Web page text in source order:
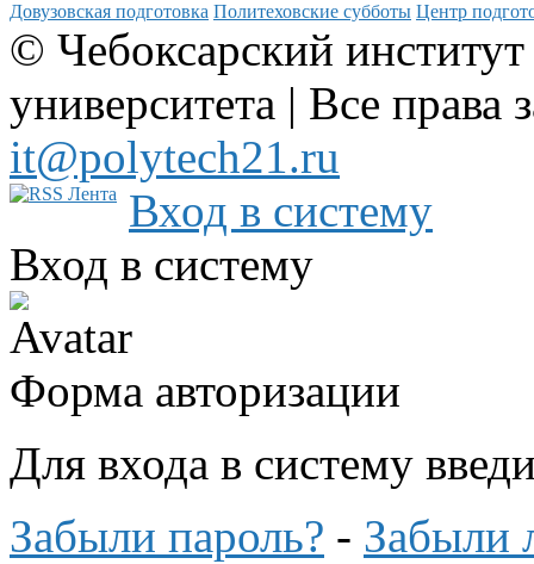
Довузовская подготовка Политеховские субботы Центр
© Чебоксарский
университета | Все
it@polytech21.ru
Вход в систему
Вход в систему
Форма авторизации
Для входа в систему
Забыли пароль? - Забыли